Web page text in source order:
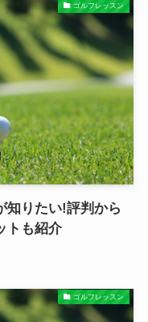
ゴルフレッスン
知りたい!評判から
トも紹介
ゴルフレッスン